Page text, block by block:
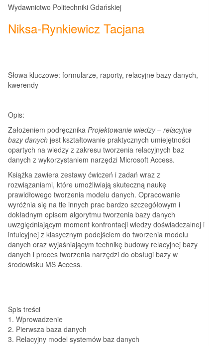
Wydawnictwo Politechniki Gdańskiej
Niksa-Rynkiewicz Tacjana
Słowa kluczowe: formularze, raporty, relacyjne bazy danych,
kwerendy
Opis:
Założeniem podręcznika Projektowanie wiedzy – relacyjne
bazy danych jest kształtowanie praktycznych umiejętności
opartych na wiedzy z zakresu tworzenia relacyjnych baz
danych z wykorzystaniem narzędzi Microsoft Access.
Książka zawiera zestawy ćwiczeń i zadań wraz z
rozwiązaniami, które umożliwiają skuteczną naukę
prawidłowego tworzenia modelu danych. Opracowanie
wyróżnia się na tle innych prac bardzo szczegółowym i
dokładnym opisem algorytmu tworzenia bazy danych
uwzględniającym moment konfrontacji wiedzy doświadczalnej i
intuicyjnej z klasycznym podejściem do tworzenia modelu
danych oraz wyjaśniającym technikę budowy relacyjnej bazy
danych i proces tworzenia narzędzi do obsługi bazy w
środowisku MS Access.
Spis treści
1. Wprowadzenie
2. Pierwsza baza danych
3. Relacyjny model systemów baz danych